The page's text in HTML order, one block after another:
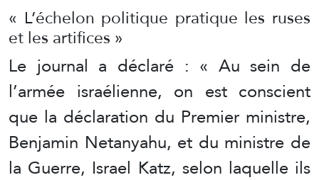
« L’échelon politique pratique les ruses
et les artifices »
Le journal a déclaré : « Au sein de
l’armée israélienne, on est conscient
que la déclaration du Premier ministre,
Benjamin Netanyahu, et du ministre de
la Guerre, Israel Katz, selon laquelle ils